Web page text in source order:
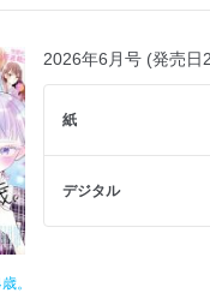
2026年6月号 (発売日
紙
デジタル
。